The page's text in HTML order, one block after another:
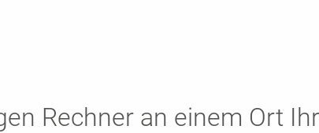
Rechner an einem Ort